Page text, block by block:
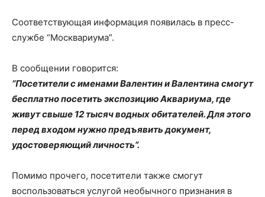
Соответствующая информация появилась в пресс-
службе “Москвариума”.
В сообщении говорится:
“Посетители с именами Валентин и Валентина смогут
бесплатно посетить экспозицию Аквариума, где
живут свыше 12 тысяч водных обитателей. Для этого
перед входом нужно предъявить документ,
удостоверяющий личность”.
Помимо прочего, посетители также смогут
воспользоваться услугой необычного признания в